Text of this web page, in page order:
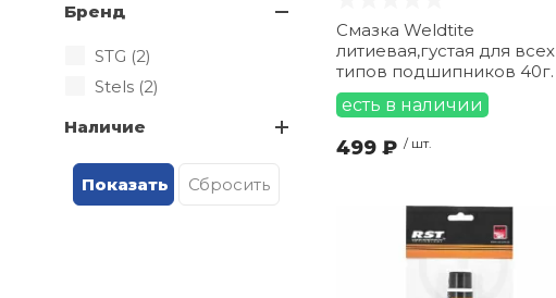
Бренд
STG (2)
Stels (2)
Наличие
Смазка Weldtite
литиевая,густая для всех
типов подшипников 40г.
есть в наличии
499 ₽ / шт.